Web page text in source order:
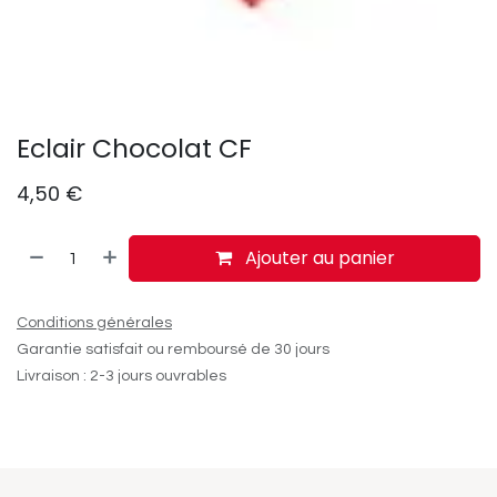
Eclair Chocolat CF
4,50 €
Ajouter au panier
Conditions générales
Garantie satisfait ou remboursé de 30 jours
Livraison : 2-3 jours ouvrables